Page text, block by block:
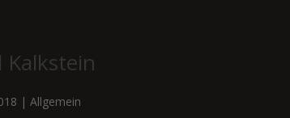
Kalkstein
|Allgemein